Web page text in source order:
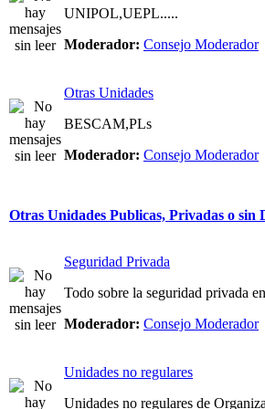
UNIPOL,UEPL.....
Moderador: Consejo Moderador
Otras Unidades
BESCAM,PLs
Moderador: Consejo Moderador
Otras Unidades Publicas, Privadas o sin
Seguridad Privada
Todo sobre la seguridad privada
Moderador: Consejo Moderador
Unidades no regulares
Unidades no regulares de